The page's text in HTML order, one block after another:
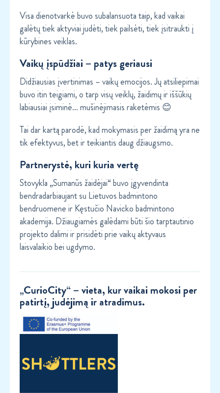
Visa dienotvarkė buvo subalansuota taip, kad vaikai
galėtų tiek aktyviai judėti, tiek pailsėti, tiek įsitraukti į
kūrybines veiklas.
Vaikų įspūdžiai – patys geriausi
Didžiausias įvertinimas – vaikų emocijos. Jų atsiliepimai
buvo itin teigiami, o tarp visų veiklų, žaidimų ir iššūkių
labiausiai įsiminė… mušinėjimasis raketėmis 😊
Tai dar kartą parodė, kad mokymasis per žaidimą yra ne
tik efektyvus, bet ir teikiantis daug džiaugsmo.
Partnerystė, kuri kuria vertę
Stovykla „Sumanūs žaidėjai“ buvo įgyvendinta
bendradarbiaujant su Lietuvos badmintono
bendruomene ir Kęstučio Navicko badmintono
akademija. Džiaugiamės galėdami būti šio tarptautinio
projekto dalimi ir prisidėti prie vaikų aktyvaus
laisvalaikio bei ugdymo.
„CurioCity“ – vieta, kur vaikai mokosi per
patirtį, judėjimą ir atradimus.